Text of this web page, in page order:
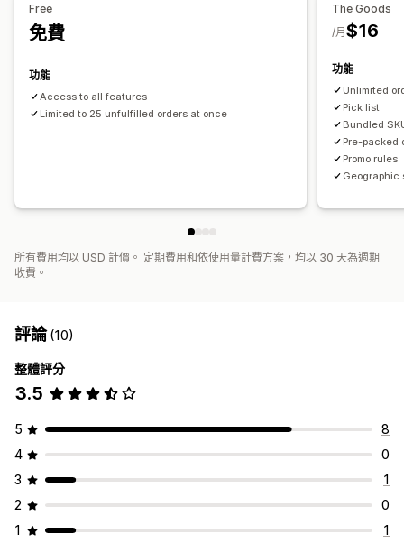
Free
免費
功能
Access to all features
Limited to 25 unfulfilled orders at once
The Goods
$16
/月
功能
Unlimited
Pick list
Bundled
Pre-packed
Promo rules
所有費用均以 USD 計價。 定期費用和依使用量計費方案，均以 30 天為週期
收費。
評論(10)
整體評分
3.5
5
8
4
0
3
1
2
0
1
1